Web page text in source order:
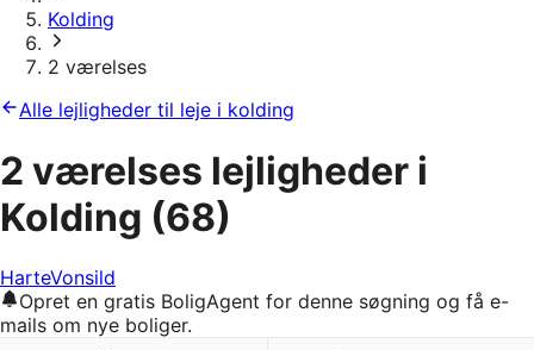
Kolding
2 værelses
Alle lejligheder til leje i kolding
2 værelses lejligheder i
Kolding (68)
HarteVonsild
Opret en gratis BoligAgent for denne søgning og få e-
mails om nye boliger.